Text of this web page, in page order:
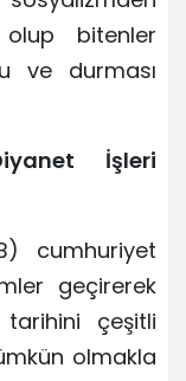
bitenler
ve durması
İşleri
cumhuriyet
geçirerek
tarihini çeşitli
olmakla